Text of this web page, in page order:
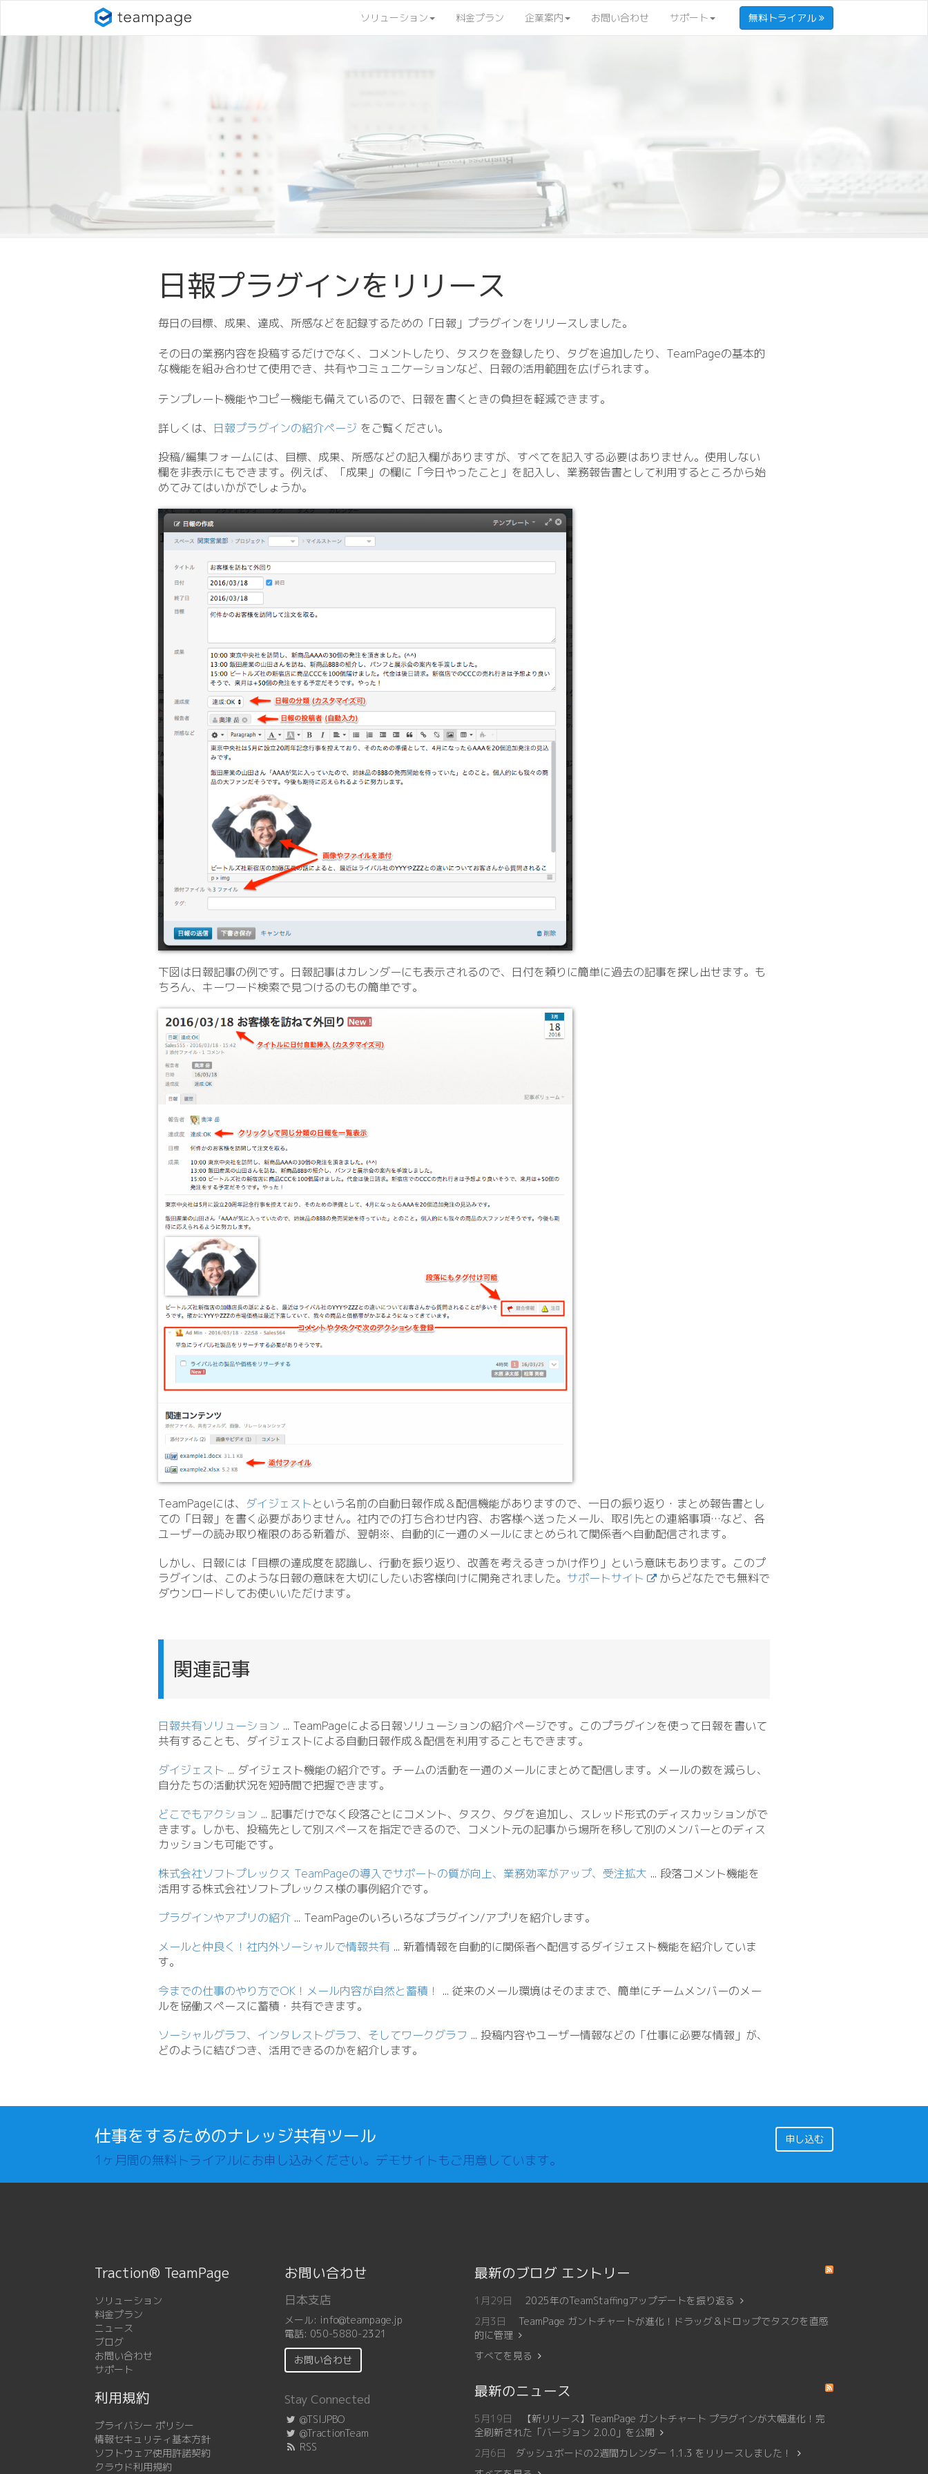
ソリューション 料金プラン 企業案内 お問い合わせ サポート 無料トライアル
日報プラグインをリリース
毎日の目標、成果、達成、所感などを記録するための「日報」プラグインをリリースしました。
その日の業務内容を投稿するだけでなく、コメントしたり、タスクを登録したり、タグを追加したり、TeamPageの基本的
な機能を組み合わせて使用でき、共有やコミュニケーションなど、日報の活用範囲を広げられます。
テンプレート機能やコピー機能も備えているので、日報を書くときの負担を軽減できます。
詳しくは、 日報プラグインの紹介ページ をご覧ください。
投稿/編集フォームには、目標、成果、所感などの記入欄がありますが、すべてを記入する必要はありません。使用しない
欄を非表示にもできます。例えば、「成果」の欄に「今日やったこと」を記入し、業務報告書として利用するところから始
めてみてはいかがでしょうか。
下図は日報記事の例です。日報記事はカレンダーにも表示されるので、日付を頼りに簡単に過去の記事を探し出せます。も
ちろん、キーワード検索で見つけるのもの簡単です。
TeamPageには、 ダイジェストという名前の自動日報作成＆配信機能がありますので、一日の振り返り・まとめ報告書とし
ての「日報」を書く必要がありません。社内での打ち合わせ内容、お客様へ送ったメール、取引先との連絡事項…など、各
ユーザーの読み取り権限のある新着が、翌朝※、自動的に一通のメールにまとめられて関係者へ自動配信されます。
しかし、日報には「目標の達成度を認識し、行動を振り返り、改善を考えるきっかけ作り」という意味もあります。このプ
ラグインは、このような日報の意味を大切にしたいお客様向けに開発されました。 サポートサイト
からどなたでも無料で
ダウンロードしてお使いいただけます。
関連記事
日報共有ソリューション ... TeamPageによる日報ソリューションの紹介ページです。このプラグインを使って日報を書いて
共有することも、ダイジェストによる自動日報作成＆配信を利用することもできます。
ダイジェスト ... ダイジェスト機能の紹介です。チームの活動を一通のメールにまとめて配信します。メールの数を減らし、
自分たちの活動状況を短時間で把握できます。
どこでもアクション ... 記事だけでなく段落ごとにコメント、タスク、タグを追加し、スレッド形式のディスカッションがで
きます。しかも、投稿先として別スペースを指定できるので、コメント元の記事から場所を移して別のメンバーとのディス
カッションも可能です。
株式会社ソフトプレックス TeamPageの導入でサポートの質が向上、業務効率がアップ、受注拡大 ... 段落コメント機能を
活用する株式会社ソフトプレックス様の事例紹介です。
プラグインやアプリの紹介... TeamPageのいろいろなプラグイン/アプリを紹介します。
メールと仲良く！社内外ソーシャルで情報共有 ... 新着情報を自動的に関係者へ配信するダイジェスト機能を紹介していま
す。
今までの仕事のやり方でOK！メール内容が自然と蓄積！
... 従来のメール環境はそのままで、簡単にチームメンバーのメー
ルを協働スペースに蓄積・共有できます。
ソーシャルグラフ、インタレストグラフ、そしてワークグラフ ... 投稿内容やユーザー情報などの「仕事に必要な情報」が、
どのように結びつき、活用できるのかを紹介します。
仕事をするためのナレッジ共有ツール
1ヶ月間の無料トライアルにお申し込みください。デモサイトもご用意しています。
申し込む
Traction® TeamPage
ソリューション
料金プラン
ニュース
ブログ
お問い合わせ
サポート
利用規約
プライバシー ポリシー
情報セキュリティ基本方針
ソフトウェア使用許諾契約
クラウド利用規約
お問い合わせ
日本支店
メール: info@teampage.jp
電話: 050-5880-2321
お問い合わせ
Stay Connected
@TSIJPBO
@TractionTeam
RSS
最新のブログ エントリー
1月29日
2025年のTeamStaffingアップデートを振り返る
2月3日
TeamPage ガントチャートが進化！ドラッグ＆ドロップでタスクを直感
的に管理
すべてを見る
最新のニュース
5月19日
【新リリース】TeamPage ガントチャート プラグインが大幅進化！完
全刷新された「バージョン 2.0.0」を公開
2月6日
ダッシュボードの2週間カレンダー 1.1.3 をリリースしました！